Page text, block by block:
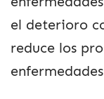
el deterioro
reduce los